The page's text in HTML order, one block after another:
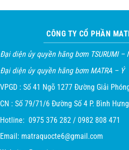
CÔNG TY CỔ PHẦN
Đại diện ủy quyền hãng bơm TSURUMI –
Đại diện ủy quyền hãng bơm MATRA – Ý
VPGD : Số 41 Ngõ 1277 Đường Giải
CN : Số 79/71/6 Đường Số 4 P. Bình
Hotline: 0975 376 282 / 0982 808 471
Email: matraquocte6@gmail.com